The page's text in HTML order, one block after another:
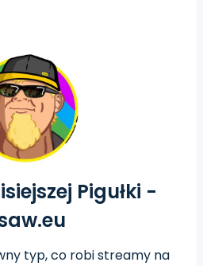
Pigułki -
typ, co robi streamy na